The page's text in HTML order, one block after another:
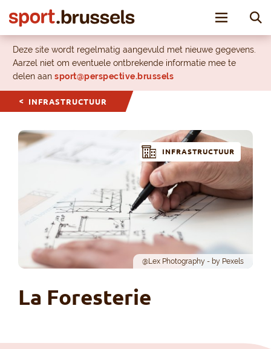
Toggle
Deze site wordt regelmatig aangevuld met nieuwe gegevens.
Aarzel niet om eventuele ontbrekende informatie mee te
delen aan sport@perspective.brussels
INFRASTRUCTUUR
@Lex Photography - by Pexels
INFRASTRUCTUUR
La Foresterie